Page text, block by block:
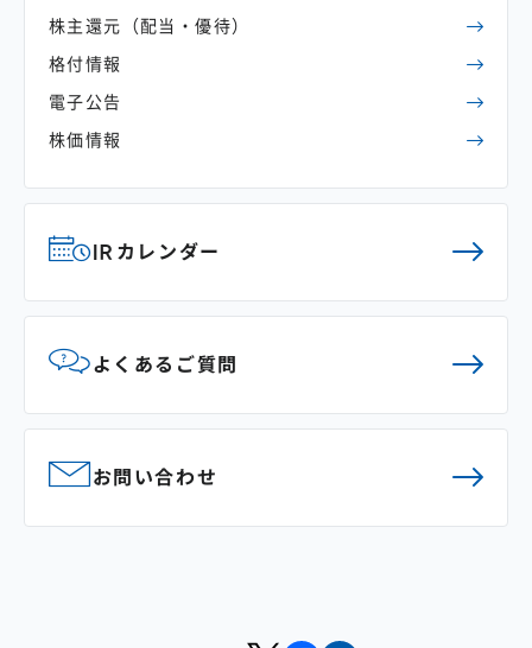
株主還元 （配当・優待）
格付情報
電子公告
株価情報
IRカレンダー
よくあるご質問
お問い合わせ